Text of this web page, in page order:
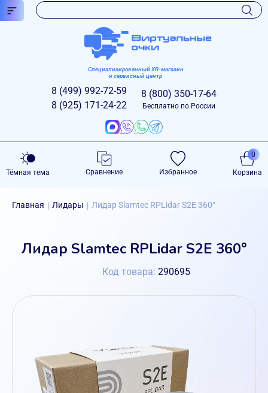
Специализированный XR-магазин
и сервисный центр
8 (499) 992-72-59
8 (925) 171-24-22
8 (800) 350-17-64
Бесплатно по России
Тёмная тема Сравнение Избранное Корзина
0
Главная | Лидары | Лидар Slamtec RPLidar S2E 360°
Лидар Slamtec RPLidar S2E 360°
Код товара: 290695